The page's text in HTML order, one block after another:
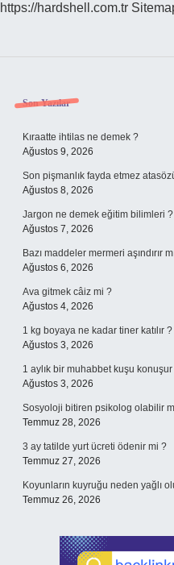
https://hardshell.com.tr
Sidebar
Son Yazılar
Kıraatte ihtilas ne demek ?
Ağustos 9, 2026
Son pişmanlık fayda etmez
Ağustos 8, 2026
Jargon ne demek eğitim bilimleri ?
Ağustos 7, 2026
Bazı maddeler mermeri aşındırır
Ağustos 6, 2026
Ava gitmek câiz mi ?
Ağustos 4, 2026
1 kg boyaya ne kadar tiner katılır ?
Ağustos 3, 2026
1 aylık bir muhabbet kuşu
Ağustos 3, 2026
Sosyoloji bitiren psikolog olabilir
Temmuz 28, 2026
3 ay tatilde yurt ücreti ödenir mi ?
Temmuz 27, 2026
Koyunların kuyruğu neden yağlı
Temmuz 26, 2026